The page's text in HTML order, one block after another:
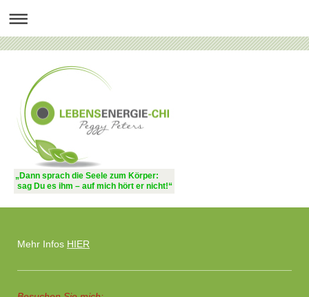
„Dann sprach die Seele zum Körper:
sag Du es ihm – auf mich hört er nicht!“
Mehr Infos HIER